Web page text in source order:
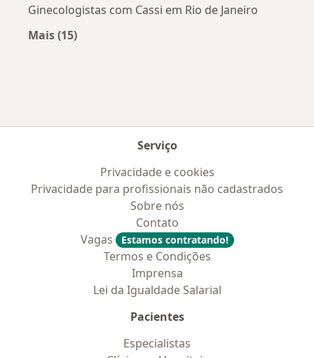
Ginecologistas com Cassi em Rio de Janeiro
Mais (15)
Serviço
Privacidade e cookies
Privacidade para profissionais não cadastrados
Sobre nós
Contato
Vagas
Estamos contratando!
Termos e Condições
Imprensa
Lei da Igualdade Salarial
Pacientes
Especialistas